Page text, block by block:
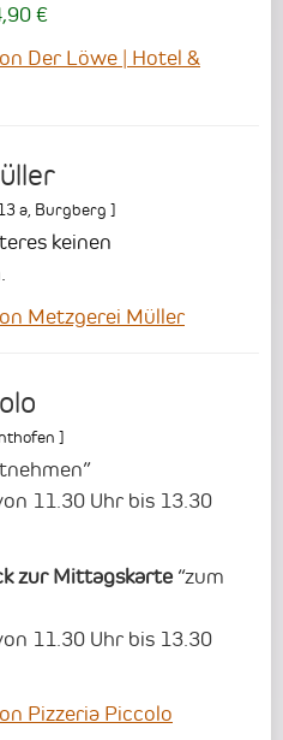
€
Der Löwe | Hotel &
a Burgberg ]
keinen
Metzgerei Müller
]
11.30 Uhr bis 13.30
zur Mittagskarte“zum
11.30 Uhr bis 13.30
Pizzeria Piccolo